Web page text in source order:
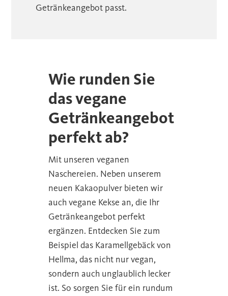
Getränkeangebot passt.
Wie runden Sie
das vegane
Getränkeangebot
perfekt ab?
Mit unseren veganen
Naschereien. Neben unserem
neuen Kakaopulver bieten wir
auch vegane Kekse an, die Ihr
Getränkeangebot perfekt
ergänzen. Entdecken Sie zum
Beispiel das Karamellgebäck von
Hellma, das nicht nur vegan,
sondern auch unglaublich lecker
ist. So sorgen Sie für ein rundum